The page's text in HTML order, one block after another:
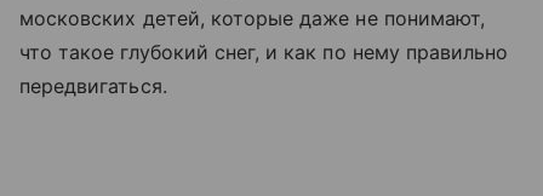
московских детей, которые даже не понимают,
что такое глубокий снег, и как по нему правильно
передвигаться.